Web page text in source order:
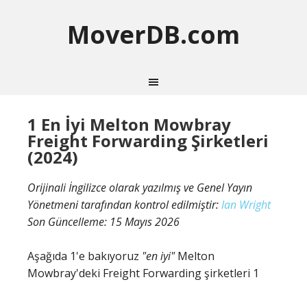
MoverDB.com
1 En İyi Melton Mowbray
Freight Forwarding Şirketleri
(2024)
Orijinali İngilizce olarak yazılmış ve Genel Yayın
Yönetmeni tarafından kontrol edilmiştir:Ian Wright
Son Güncelleme: 15 Mayıs 2026
Aşağıda 1'e bakıyoruz "en iyi"Melton
Mowbray'deki Freight Forwarding şirketleri 1